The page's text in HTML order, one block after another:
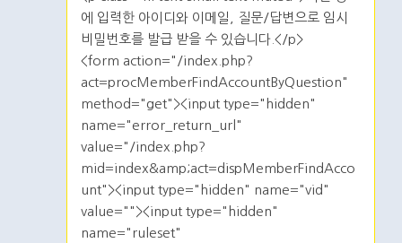
에 입력한 아이디와 이메일, 질문/답변으로 임시
비밀번호를 발급 받을 수 있습니다.</p>
<form action="/index.php?
act=procMemberFindAccountByQuestion"
method="get"><input type="hidden"
name="error_return_url"
value="/index.php?
mid=index&amp;act=dispMemberFindAcco
unt"><input type="hidden" name="vid"
value=""><input type="hidden"
name="ruleset"